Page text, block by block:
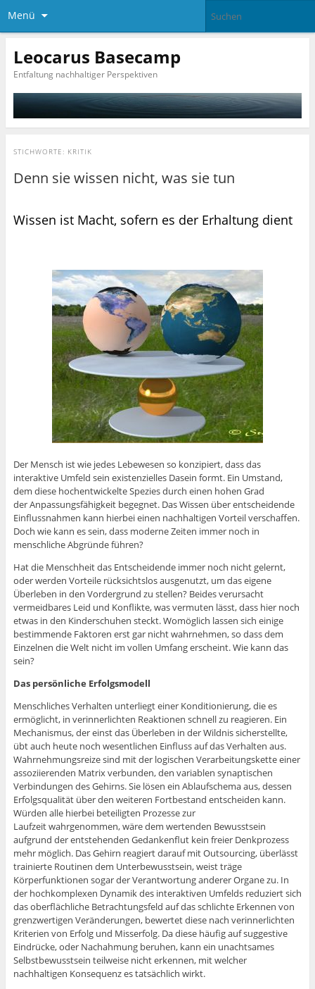
Menü
Leocarus Basecamp
Entfaltung nachhaltiger Perspektiven
STICHWORTE: KRITIK
Denn sie wissen nicht, was sie tun
Wissen ist Macht, sofern es der Erhaltung dient
Der Mensch ist wie jedes Lebewesen so konzipiert, dass das
interaktive Umfeld sein existenzielles Dasein formt. Ein Umstand,
dem diese hochentwickelte Spezies durch einen hohen Grad
der Anpassungsfähigkeit begegnet. Das Wissen über entscheidende
Einflussnahmen kann hierbei einen nachhaltigen Vorteil verschaffen.
Doch wie kann es sein, dass moderne Zeiten immer noch in
menschliche Abgründe führen?
Hat die Menschheit das Entscheidende immer noch nicht gelernt,
oder werden Vorteile rücksichtslos ausgenutzt, um das eigene
Überleben in den Vordergrund zu stellen? Beides verursacht
vermeidbares Leid und Konflikte, was vermuten lässt, dass hier noch
etwas in den Kinderschuhen steckt. Womöglich lassen sich einige
bestimmende Faktoren erst gar nicht wahrnehmen, so dass dem
Einzelnen die Welt nicht im vollen Umfang erscheint. Wie kann das
sein?
Das persönliche Erfolgsmodell
Menschliches Verhalten unterliegt einer Konditionierung, die es
ermöglicht, in verinnerlichten Reaktionen schnell zu reagieren. Ein
Mechanismus, der einst das Überleben in der Wildnis sicherstellte,
übt auch heute noch wesentlichen Einfluss auf das Verhalten aus.
Wahrnehmungsreize sind mit der logischen Verarbeitungskette einer
assoziierenden Matrix verbunden, den variablen synaptischen
Verbindungen des Gehirns. Sie lösen ein Ablaufschema aus, dessen
Erfolgsqualität über den weiteren Fortbestand entscheiden kann.
Würden alle hierbei beteiligten Prozesse zur
Laufzeit wahrgenommen, wäre dem wertenden Bewusstsein
aufgrund der entstehenden Gedankenflut kein freier Denkprozess
mehr möglich. Das Gehirn reagiert darauf mit Outsourcing, überlässt
trainierte Routinen dem Unterbewusstsein, weist träge
Körperfunktionen sogar der Verantwortung anderer Organe zu. In
der hochkomplexen Dynamik des interaktiven Umfelds reduziert sich
das oberflächliche Betrachtungsfeld auf das schlichte Erkennen von
grenzwertigen Veränderungen, bewertet diese nach verinnerlichten
Kriterien von Erfolg und Misserfolg. Da diese häufig auf suggestive
Eindrücke, oder Nachahmung beruhen, kann ein unachtsames
Selbstbewusstsein teilweise nicht erkennen, mit welcher
nachhaltigen Konsequenz es tatsächlich wirkt.